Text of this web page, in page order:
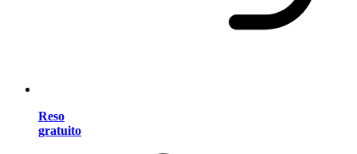
Reso
gratuito